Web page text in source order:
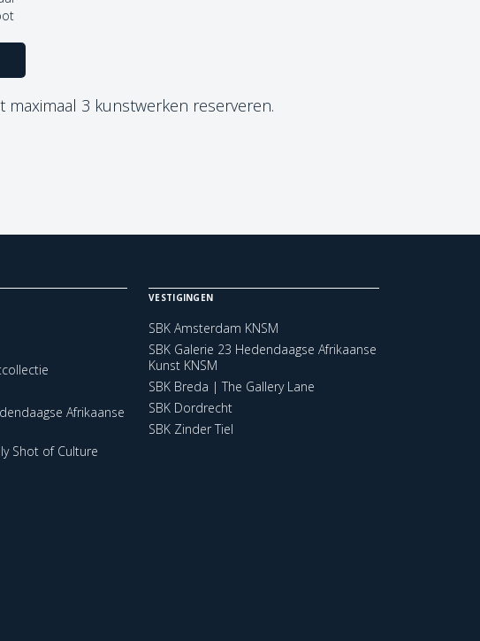
maximaal 3 kunstwerken reserveren.
Afrikaanse
Shot of Culture
VESTIGINGEN
SBK Amsterdam KNSM
SBK Galerie 23 Hedendaagse Afrikaanse
Kunst KNSM
SBK Breda | The Gallery Lane
SBK Dordrecht
SBK Zinder Tiel